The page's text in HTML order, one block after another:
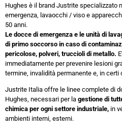
Hughes è il brand Justrite specializzato
emergenza, lavaocchi / viso e
50 anni.
Le docce di emergenza e le unità di
di primo soccorso in caso di
pericolose, polveri, truccioli di metallo.
immediatamente per prevenire lesioni
termine, invalidità permanente e, in certi
Justrite Italia offre le linee complete di
Hughes, necessari per la gestione di
chimica per ogni settore industriale, in
ambienti interni, esterni.